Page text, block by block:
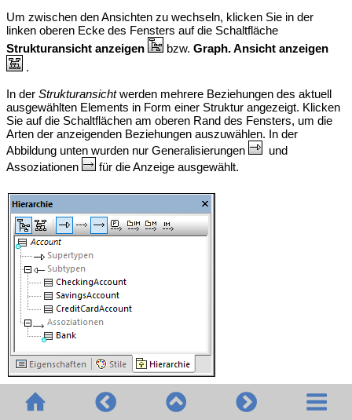
Um zwischen den Ansichten zu wechseln, klicken Sie in der
linken oberen Ecke des Fensters auf die Schaltfläche
Strukturansicht anzeigen
bzw. Graph. Ansicht anzeigen
.
In der Strukturansichtwerden mehrere Beziehungen des aktuell
ausgewählten Elements in Form einer Struktur angezeigt. Klicken
Sie auf die Schaltflächen am oberen Rand des Fensters, um die
Arten der anzeigenden Beziehungen auszuwählen. In der
Abbildung unten wurden nur Generalisierungen
und
Assoziationen
für die Anzeige ausgewählt.
Fenster "Hierarchie" (Strukturansicht)